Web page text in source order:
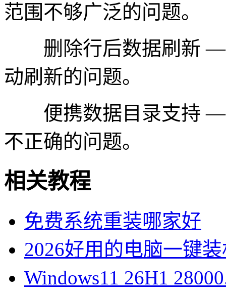
范围不够广泛的问题。
删除行后数据刷新 —
动刷新的问题。
便携数据目录支持 —
不正确的问题。
相关教程
免费系统重装哪家好
2026好用的电脑一键
Windows11 26H1